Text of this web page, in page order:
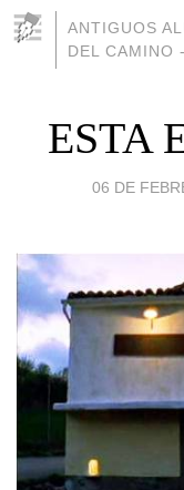
ANTIGUOS
DEL CAMINO
ESTA
06 DE